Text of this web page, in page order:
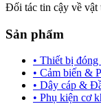
Đối tác tin cậy về vật
Sản phẩm
• Thiết bị đóng
• Cảm biến &
• Dây cáp &
• Phụ kiện cơ